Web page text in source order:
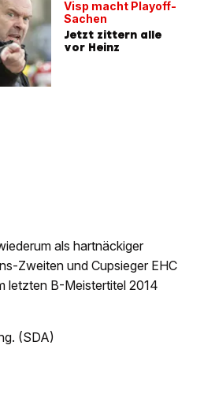
Visp macht Playoff-
Sachen
Jetzt zittern alle
vor Heinz
als hartnäckiger
Zweiten und Cupsieger EHC
letzten B-Meistertitel 2014
(SDA)